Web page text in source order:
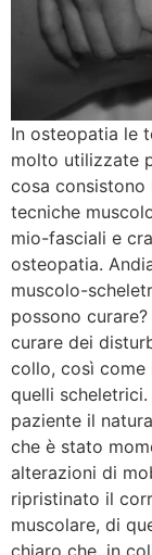
In osteopatia le
molto utilizzate
cosa consistono
tecniche
mio-fasciali e
osteopatia.
muscolo-
possono
curare dei
collo, così
quelli
paziente il
che è stato
alterazioni di
ripristinato il
muscolare, di
chiaro che, in